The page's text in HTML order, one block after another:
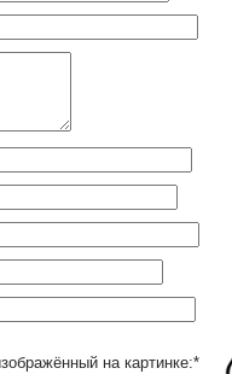
на картинке:*